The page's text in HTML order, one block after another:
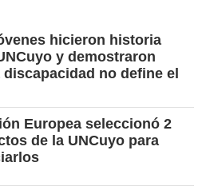
hicieron historia
y demostraron
discapacidad no define el
Europea seleccionó 2
de la UNCuyo para